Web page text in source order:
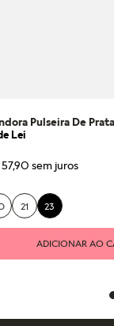
Pulseira De
Lei
57,90
21 23
ADICIONAR AO